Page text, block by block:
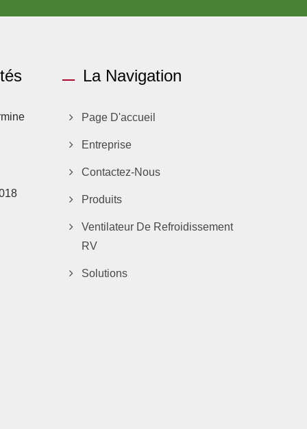
La Navigation
Page D'accueil
Entreprise
Contactez-Nous
Produits
Ventilateur De Refroidissement
RV
Solutions